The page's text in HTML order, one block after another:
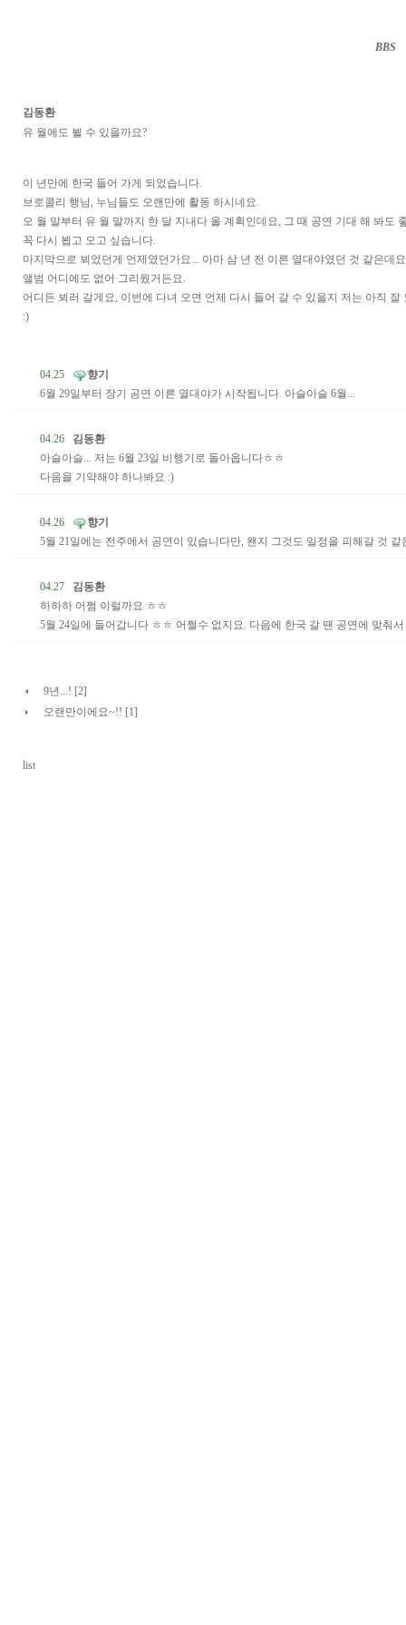
BBS
김동환
유 월에도 뵐 수 있을까요?
이 년만에 한국 들어 가게 되었습니다.
브로콜리 행님, 누님들도 오랜만에 활동 하시네요.
오 월 말부터 유 월 말까지 한 달 지내다 올 계획인데요, 그 때 공연 기대 해 봐도
꼭 다시 뵙고 오고 싶습니다.
마지막으로 뵈었던게 언제였던가요... 아마 삼 년 전 이른 열대야였던 것 같은데
앨범 어디에도 없어 그리웠거든요.
어디든 뵈러 갈게요, 이번에 다녀 오면 언제 다시 들어 갈 수 있을지 저는 아직 잘
:)
04.25
향기
6월 29일부터 장기 공연 이른 열대야가 시작됩니다. 아슬아슬 6월...
04.26
김동환
아슬아슬... 저는 6월 23일 비행기로 돌아옵니다ㅎㅎ
다음을 기약해야 하나봐요 :)
04.26
향기
5월 21일에는 전주에서 공연이 있습니다만, 왠지 그것도 일정을 피해갈 것 같
04.27
김동환
하하하 어쩜 이럴까요 ㅎㅎ
5월 24일에 들어갑니다 ㅎㅎ 어쩔수 없지요. 다음에 한국 갈 땐 공연에 맞춰
9년...! [2]
오랜만이에요~!! [1]
list